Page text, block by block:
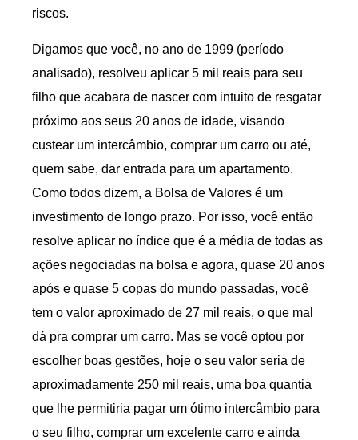
riscos.
Digamos que você, no ano de 1999 (período
analisado), resolveu aplicar 5 mil reais para seu
filho que acabara de nascer com intuito de resgatar
próximo aos seus 20 anos de idade, visando
custear um intercâmbio, comprar um carro ou até,
quem sabe, dar entrada para um apartamento.
Como todos dizem, a Bolsa de Valores é um
investimento de longo prazo. Por isso, você então
resolve aplicar no índice que é a média de todas as
ações negociadas na bolsa e agora, quase 20 anos
após e quase 5 copas do mundo passadas, você
tem o valor aproximado de 27 mil reais, o que mal
dá pra comprar um carro. Mas se você optou por
escolher boas gestões, hoje o seu valor seria de
aproximadamente 250 mil reais, uma boa quantia
que lhe permitiria pagar um ótimo intercâmbio para
o seu filho, comprar um excelente carro e ainda